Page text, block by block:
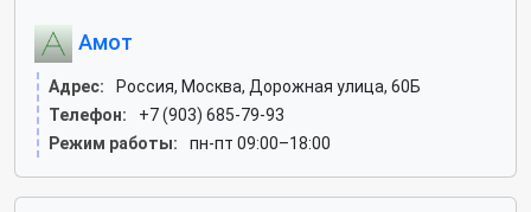
Амот
Адрес:
Россия, Москва, Дорожная улица, 60Б
Телефон:
+7 (903) 685-79-93
Режим работы:
пн-пт 09:00–18:00